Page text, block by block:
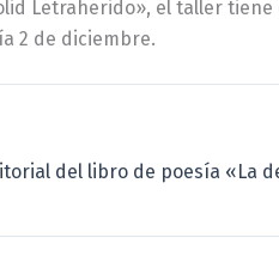
Letraherido», el taller
2 de diciembre.